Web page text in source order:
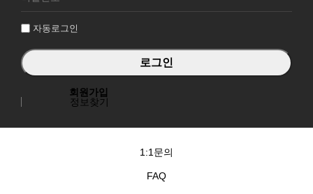
자동로그인
회원가입
정보찾기
1:1문의
FAQ